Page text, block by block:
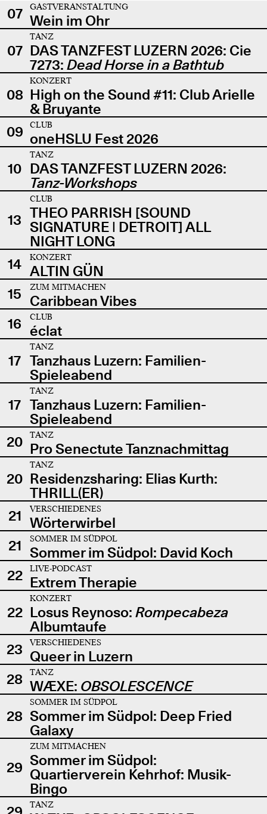
07
GASTVERANSTALTUNG
Wein im Ohr
07
TANZ
DAS TANZFEST LUZERN 2026: Cie
7273: Dead Horse in a Bathtub
08
KONZERT
High on the Sound #11: Club Arielle
& Bruyante
09
CLUB
oneHSLU Fest 2026
10
TANZ
DAS TANZFEST LUZERN 2026:
Tanz-Workshops
13
CLUB
THEO PARRISH [SOUND
SIGNATURE | DETROIT] ALL
NIGHT LONG
14
KONZERT
ALTIN GÜN
15
ZUM MITMACHEN
Caribbean Vibes
16
CLUB
éclat
17
TANZ
Tanzhaus Luzern: Familien-
Spieleabend
17
TANZ
Tanzhaus Luzern: Familien-
Spieleabend
20
TANZ
Pro Senectute Tanznachmittag
20
TANZ
Residenzsharing: Elias Kurth:
THRILL(ER)
21
VERSCHIEDENES
Wörterwirbel
21
SOMMER IM SÜDPOL
Sommer im Südpol: David Koch
22
LIVE-PODCAST
Extrem Therapie
22
KONZERT
Losus Reynoso: Rompecabeza
Albumtaufe
23
VERSCHIEDENES
Queer in Luzern
28
TANZ
WÆXE: OBSOLESCENCE
28
SOMMER IM SÜDPOL
Sommer im Südpol: Deep Fried
Galaxy
29
ZUM MITMACHEN
Sommer im Südpol:
Quartierverein Kehrhof: Musik-
Bingo
TANZ